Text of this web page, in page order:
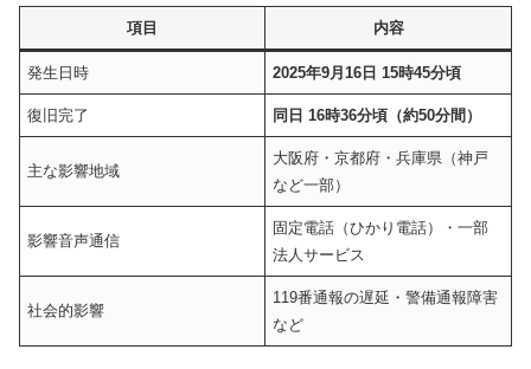
項目 内容
発生日時 2025年9月16日 15時45分頃
復旧完了 同日 16時36分頃（約50分間）
主な影響地域
大阪府・京都府・兵庫県（神戸
など一部）
影響音声通信
固定電話（ひかり電話）・一部
法人サービス
社会的影響
119番通報の遅延・警備通報障害
など